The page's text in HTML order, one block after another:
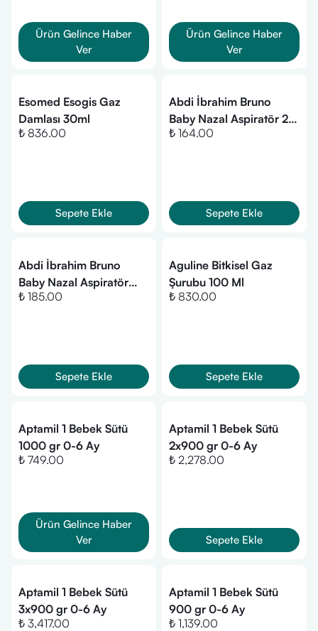
Ürün Gelince Haber
Ver
Ürün Gelince Haber
Ver
Esomed Esogis Gaz
Damlası 30ml
₺ 836.00
Sepete Ekle
Abdi İbrahim Bruno
Baby Nazal Aspiratör 2
adet
₺ 164.00
Sepete Ekle
Abdi İbrahim Bruno
Baby Nazal Aspiratör
Yedek Ucu 10 Adet
₺ 185.00
Sepete Ekle
Aguline Bitkisel Gaz
Şurubu 100 Ml
₺ 830.00
Sepete Ekle
Aptamil 1 Bebek Sütü
1000 gr 0-6 Ay
₺ 749.00
Ürün Gelince Haber
Ver
Aptamil 1 Bebek Sütü
2x900 gr 0-6 Ay
₺ 2,278.00
Sepete Ekle
Aptamil 1 Bebek Sütü
3x900 gr 0-6 Ay
₺ 3,417.00
Aptamil 1 Bebek Sütü
900 gr 0-6 Ay
₺ 1,139.00